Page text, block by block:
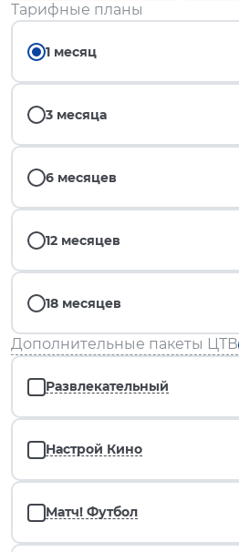
Тарифные планы
1 месяц
3 месяца
6 месяцев
12 месяцев
18 месяцев
Дополнительные пакеты ЦТВ
Развлекательный
Настрой Кино
Матч! Футбол